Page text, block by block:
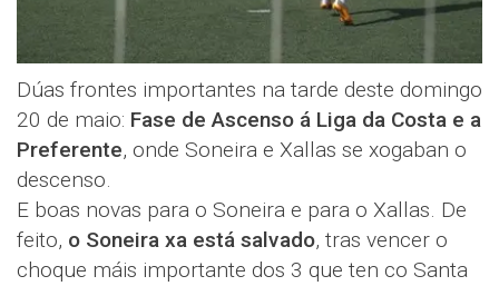
Dúas frontes importantes na tarde deste domingo
20 de maio: Fase de Ascenso á Liga da Costa e a
Preferente, onde Soneira e Xallas se xogaban o
descenso.
E boas novas para o Soneira e para o Xallas. De
feito, o Soneira xa está salvado, tras vencer o
choque máis importante dos 3 que ten co Santa